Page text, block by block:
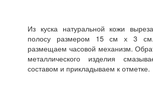
Из куска натуральной кожи
полосу размером 15 см х 3
размещаем часовой механизм.
металлического изделия
составом и прикладываем к отметке.